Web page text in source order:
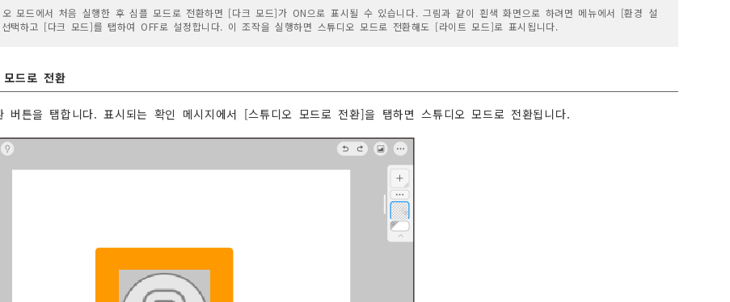
오 모드에서 처음 실행한 후 심플 모드로 전환하면 [다크 모드]가 ON으로 표시될 수 있습니다. 그림과 같이 흰색 화면으로 하려면 메뉴에서 [환경 설
택하고 [다크 모드]를 탭하여 OFF로 설정합니다. 이 조작을 실행하면 스튜디오 모드로 전환해도 [라이트 모드]로 표시됩니다.
모드로 전환
버튼을 탭합니다. 표시되는 확인 메시지에서 [스튜디오 모드로 전환]을 탭하면 스튜디오 모드로 전환됩니다.